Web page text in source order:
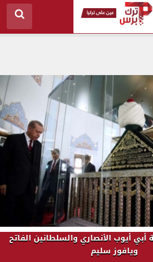
أبي أيوب الأنصاري والسلطانين الفاتح
ويافوز سليم